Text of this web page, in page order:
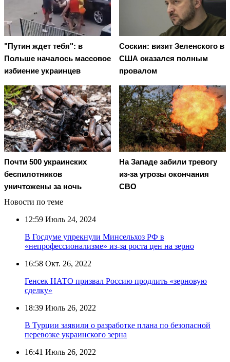
"Путин ждет тебя": в
Польше началось массовое
избиение украинцев
Соскин: визит Зеленского в
США оказался полным
провалом
Почти 500 украинских
беспилотников
уничтожены за ночь
На Западе забили тревогу
из-за угрозы окончания
СВО
Новости по теме
12:59 Июль 24, 2024
В Госдуме упрекнули Минсельхоз РФ в
«непрофессионализме» из-за роста цен на зерно
16:58 Окт. 26, 2022
Генсек НАТО призвал Россию продлить «зерновую
сделку»
18:39 Июль 26, 2022
В Турции заявили о разработке плана по безопасной
перевозке украинского зерна
16:41 Июль 26, 2022